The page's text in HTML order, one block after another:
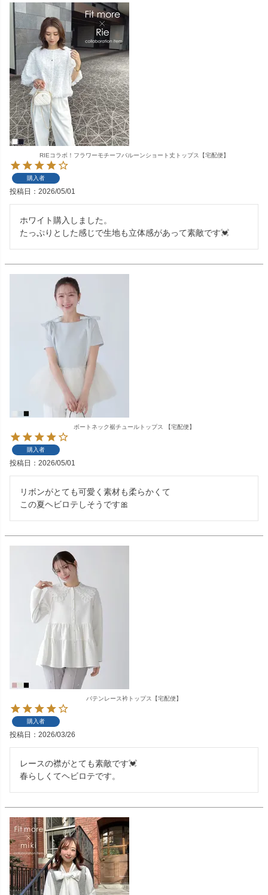
RIEコラボ！フラワーモチーフバルーンショート丈トップス【宅配便】
購入者
投稿日 2026/05/01
ホワイト購入しました。
ボートネック裾チュールトップス 【宅配便】
購入者
投稿日 2026/05/01
リボンがとても可愛く素材も柔らかくて
この夏ヘビロテしそうです🎀
バテンレース衿トップス【宅配便】
購入者
投稿日 2026/03/26
レースの襟がとても素敵です💓
春らしくてヘビロテです。